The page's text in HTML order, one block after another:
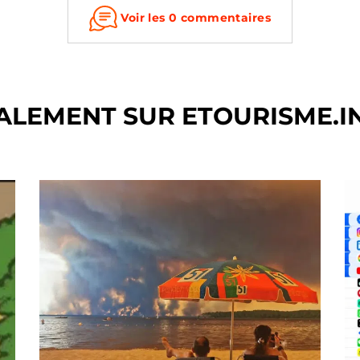
Voir les 0 commentaires
SUR